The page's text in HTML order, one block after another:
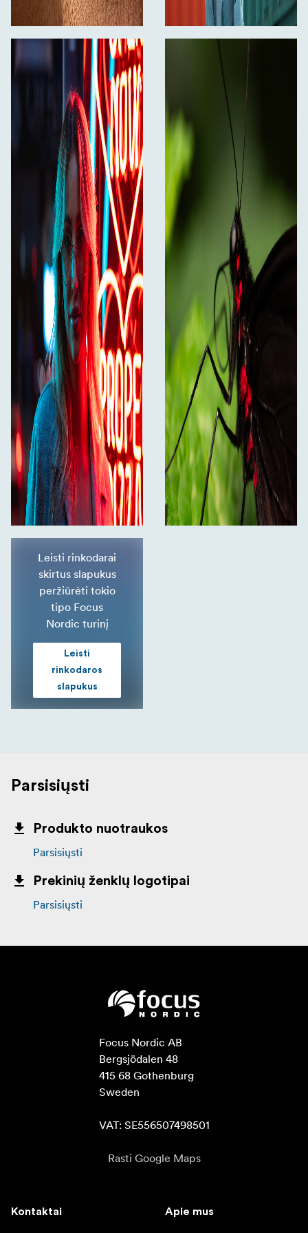
Leisti rinkodarai
skirtus slapukus
peržiūrėti tokio
tipo Focus
Nordic turinį
Leisti
rinkodaros
slapukus
Parsisiųsti
Produkto nuotraukos
Parsisiųsti
Prekinių ženklų logotipai
Parsisiųsti
Focus Nordic AB
Bergsjödalen 48
415 68 Gothenburg
Sweden
VAT: SE556507498501
Rasti Google Maps
Kontaktai Apie mus